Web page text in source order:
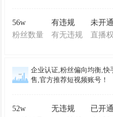
56w 有违规 未开通
粉丝数量
有无违规 直播
企业认证,粉丝偏向均衡,快
售,官方推荐短视频账号！
52w 无违规 已开通